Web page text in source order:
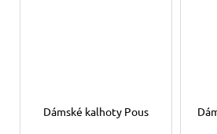
Dámské kalhoty Pous